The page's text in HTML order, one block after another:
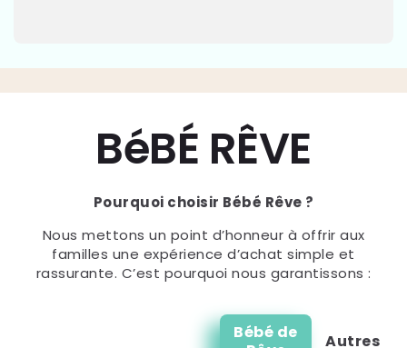
BéBÉ RÊVE
Pourquoi choisir Bébé Rêve ?
Nous mettons un point d’honneur à offrir aux
familles une expérience d’achat simple et
rassurante. C’est pourquoi nous garantissons :
Bébé de
Autres